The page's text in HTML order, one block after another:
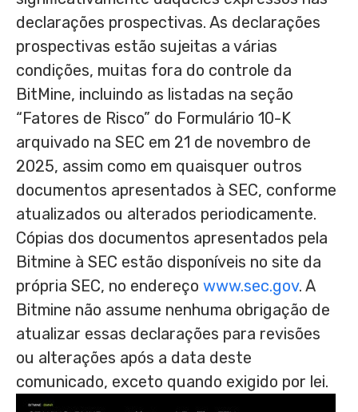
declarações prospectivas. As declarações
prospectivas estão sujeitas a várias
condições, muitas fora do controle da
BitMine, incluindo as listadas na seção
“Fatores de Risco” do Formulário 10-K
arquivado na SEC em 21 de novembro de
2025, assim como em quaisquer outros
documentos apresentados à SEC, conforme
atualizados ou alterados periodicamente.
Cópias dos documentos apresentados pela
Bitmine à SEC estão disponíveis no site da
própria SEC, no endereço www.sec.gov. A
Bitmine não assume nenhuma obrigação de
atualizar essas declarações para revisões
ou alterações após a data deste
comunicado, exceto quando exigido por lei.